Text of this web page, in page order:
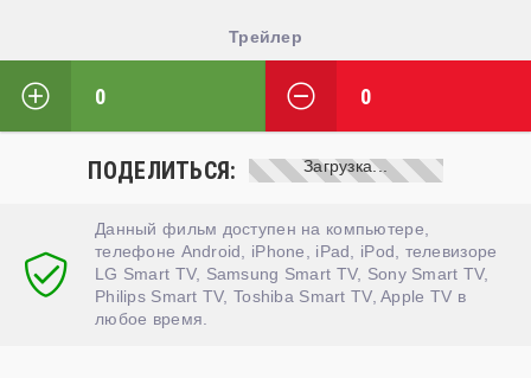
Трейлер
0 0
ПОДЕЛИТЬСЯ:
Данный фильм доступен на компьютере,
телефоне Android, iPhone, iPad, iPod, телевизоре
LG Smart TV, Samsung Smart TV, Sony Smart TV,
Philips Smart TV, Toshiba Smart TV, Apple TV в
любое время.